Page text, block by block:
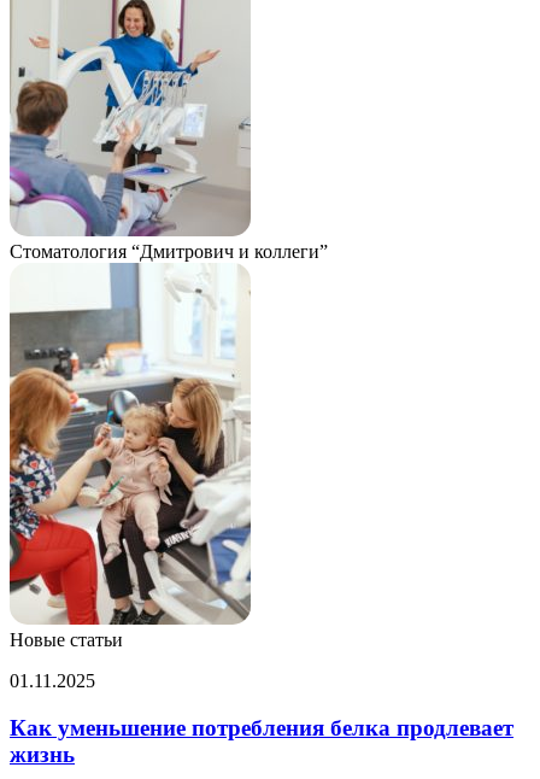
Стоматология “Дмитрович и коллеги”
Новые статьи
Как
потребления
белка
продлевает
01.11.2025
Как уменьшение потребления белка продлевает
жизнь